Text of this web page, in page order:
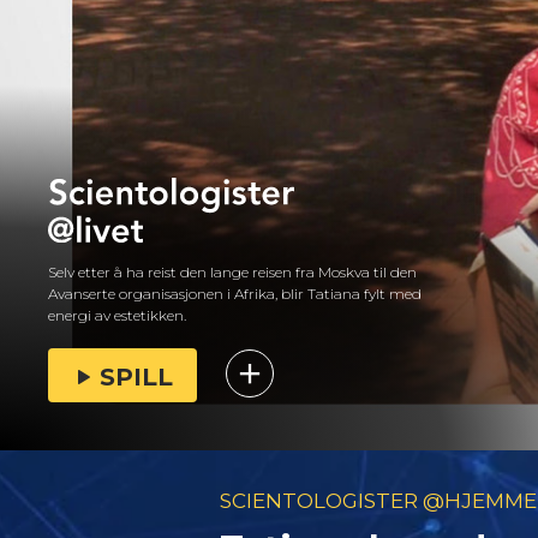
Selv etter å ha reist den lange reisen fra Moskva til den
Avanserte organisasjonen i Afrika, blir Tatiana fylt med
energi av estetikken.
SPILL
SCIENTOLOGISTER @HJEMME